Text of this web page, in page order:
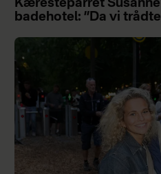
Kæresteparret
badehotel: ”Da vi